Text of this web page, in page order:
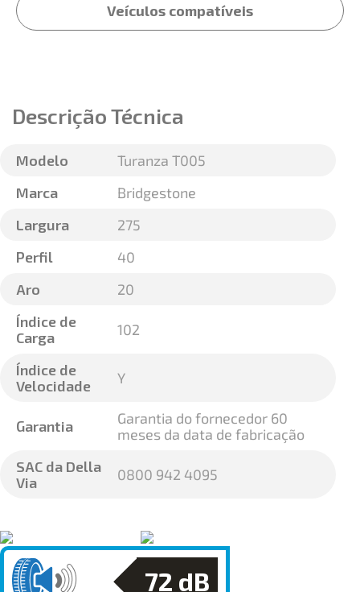
Veículos compatíveis
Descrição Técnica
Modelo
Turanza T005
Marca
Bridgestone
Largura
275
Perfil
40
Aro
20
Índice de
Carga
102
Índice de
Velocidade
Y
Garantia
Garantia do fornecedor 60
meses da data de fabricação
SAC da Della
Via
0800 942 4095
72 dB